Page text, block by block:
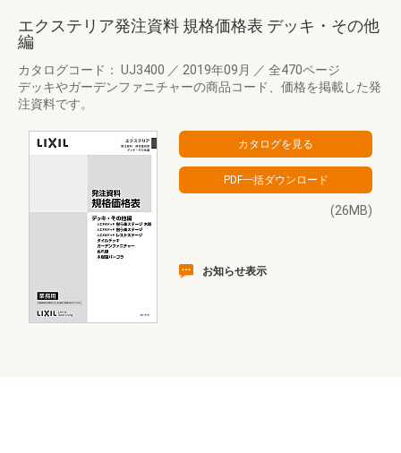
エクステリア発注資料 規格価格表 デッキ・その他
編
カタログコード： UJ3400 ／ 2019年09月 ／ 全470ページ
デッキやガーデンファニチャーの商品コード、価格を掲載した発
注資料です。
(26MB)
お知らせ表示